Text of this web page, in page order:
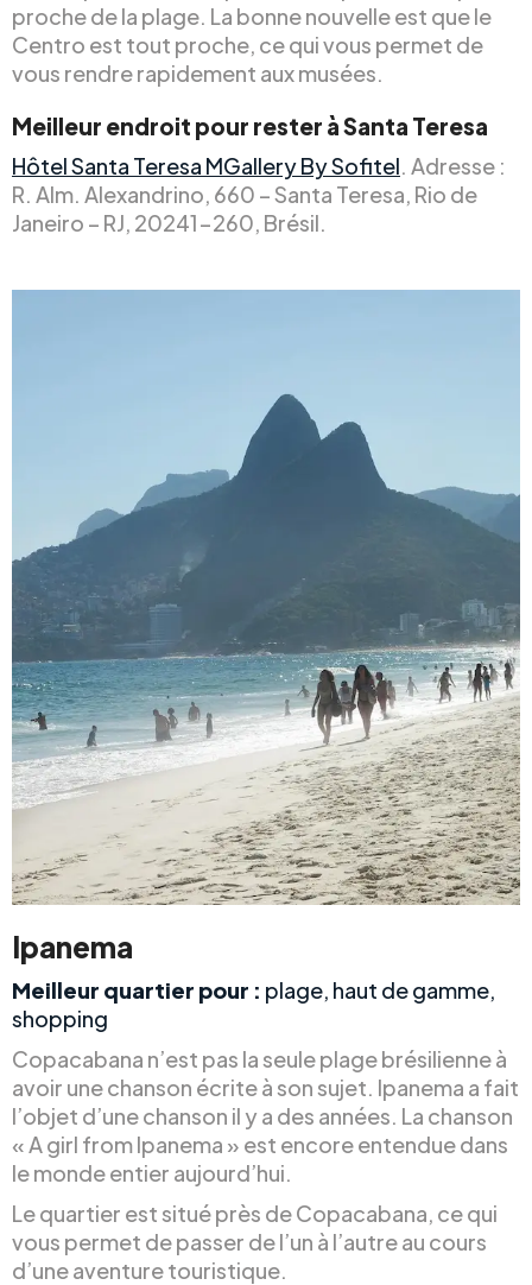
proche de la plage. La bonne nouvelle est que le
Centro est tout proche, ce qui vous permet de
vous rendre rapidement aux musées.
Meilleur endroit pour rester à Santa Teresa
Hôtel Santa Teresa MGallery By Sofitel. Adresse :
R. Alm. Alexandrino, 660 – Santa Teresa, Rio de
Janeiro – RJ, 20241-260, Brésil.
Ipanema
Meilleur quartier pour : plage, haut de gamme,
shopping
Copacabana n’est pas la seule plage brésilienne à
avoir une chanson écrite à son sujet. Ipanema a fait
l’objet d’une chanson il y a des années. La chanson
« A girl from Ipanema » est encore entendue dans
le monde entier aujourd’hui.
Le quartier est situé près de Copacabana, ce qui
vous permet de passer de l’un à l’autre au cours
d’une aventure touristique.